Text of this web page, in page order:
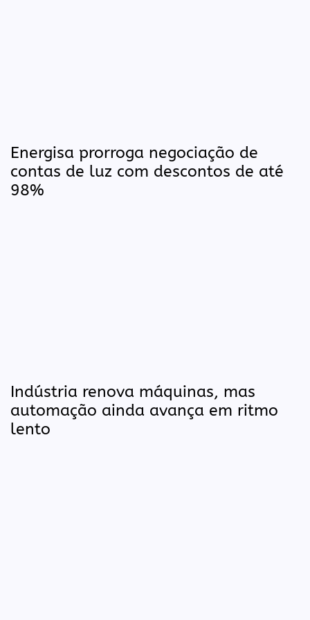
Energisa prorroga negociação de
contas de luz com descontos de até
98%
Indústria renova máquinas, mas
automação ainda avança em ritmo
lento